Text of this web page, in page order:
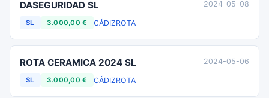
DASEGURIDAD SL
SL 3.000,00 € CÁDIZROTA
2024-05-08
ROTA CERAMICA 2024 SL
SL 3.000,00 € CÁDIZROTA
2024-05-06